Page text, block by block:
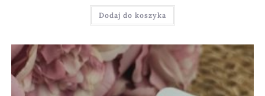
Dodaj do koszyka